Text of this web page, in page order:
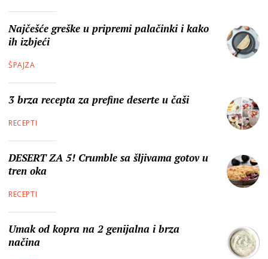
Najčešće greške u pripremi palačinki i kako
ih izbjeći
ŠPAJZA
3 brza recepta za prefine deserte u čaši
RECEPTI
DESERT ZA 5! Crumble sa šljivama gotov u
tren oka
RECEPTI
Umak od kopra na 2 genijalna i brza
načina